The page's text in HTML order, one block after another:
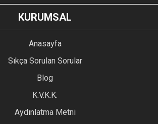
YORUM YAZ
gördüğünüz noktaları öneri formunu
iletebilirsiniz.
kalitesiz, bozuk veya görüntülenemiyor.
eksik bilgiler bulunuyor.
hatalar bulunuyor.
diğer sitelerden daha pahalı.
KURUMSAL
Anasayfa
Sıkça Sorulan Sorular
Blog
K.V.K.K.
Aydınlatma Metni